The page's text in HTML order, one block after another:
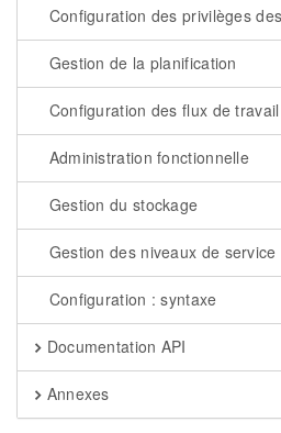
Configuration des privilèges
Gestion de la planification
Configuration des flux de
Administration fonctionnelle
Gestion du stockage
Gestion des niveaux de service
Configuration : syntaxe
Documentation API
Annexes